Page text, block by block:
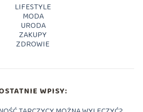
LIFESTYLE
MODA
URODA
ZAKUPY
ZDROWIE
WPISY: